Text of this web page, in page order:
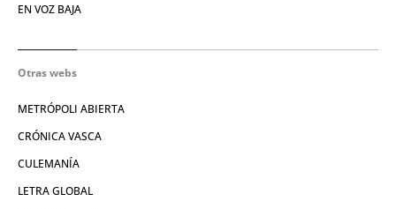
EN VOZ BAJA
Otras webs
METRÓPOLI ABIERTA
CRÓNICA VASCA
CULEMANÍA
LETRA GLOBAL